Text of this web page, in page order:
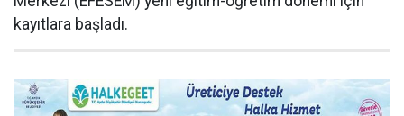
kayıtlara başladı.